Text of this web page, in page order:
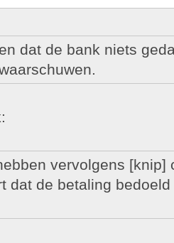
dat de bank niets
vervolgens [knip]
dat de betaling